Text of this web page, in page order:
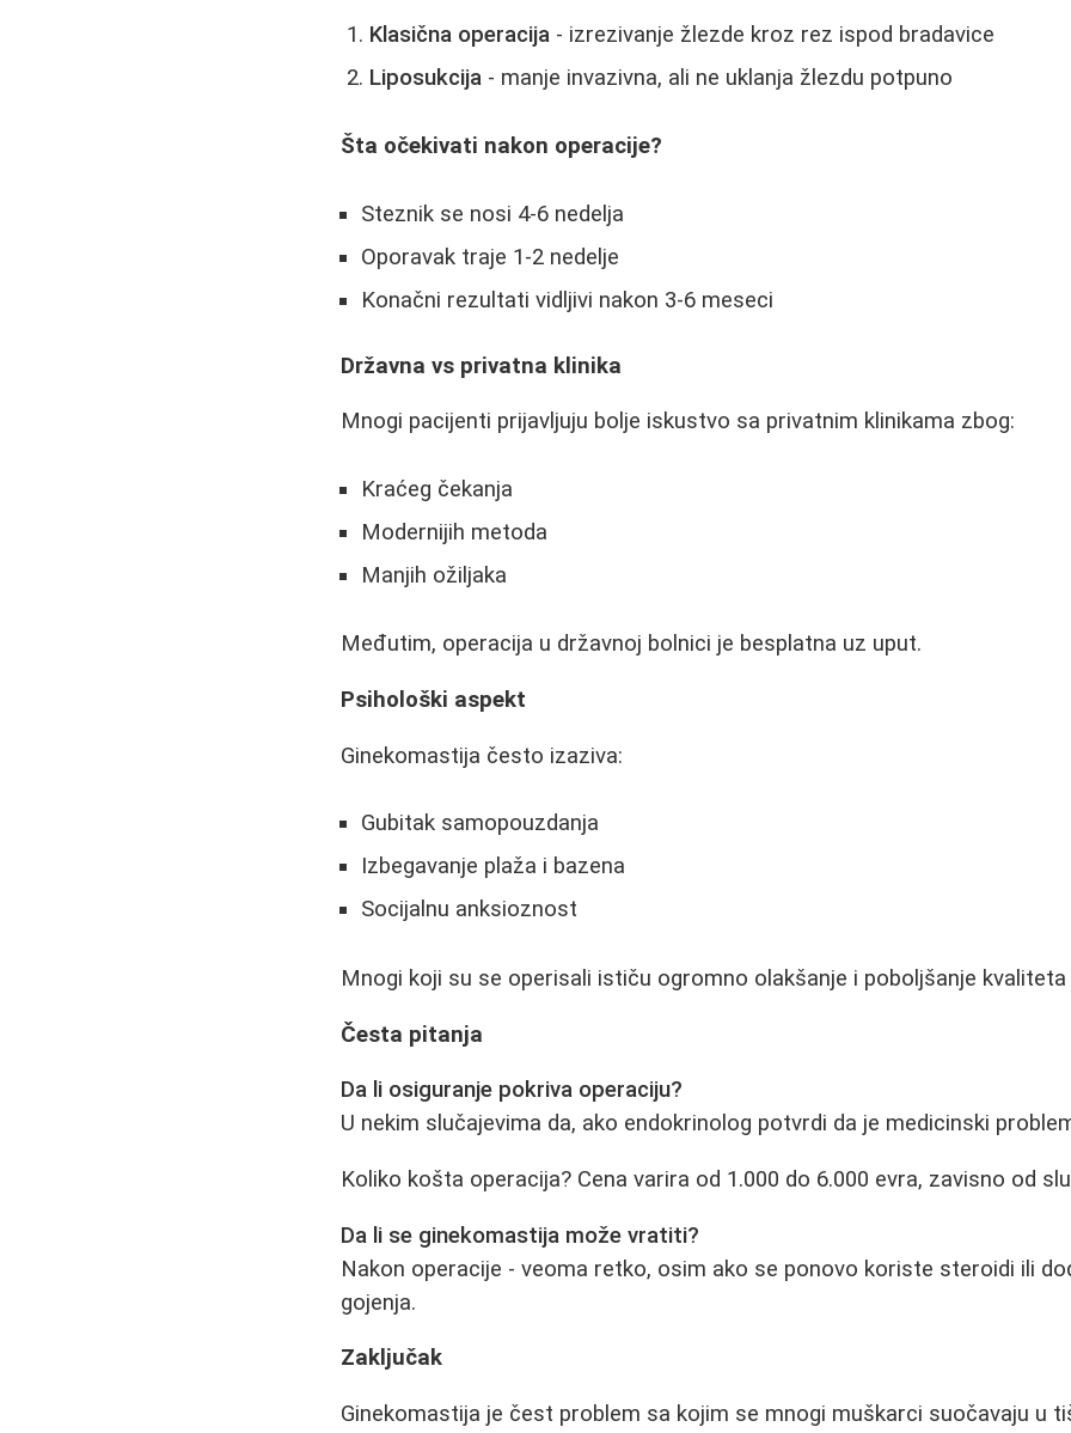
Klasična operacija - izrezivanje žlezde kroz rez ispod bradavice
Liposukcija - manje invazivna, ali ne uklanja žlezdu potpuno
Šta očekivati nakon operacije?
Steznik se nosi 4-6 nedelja
Oporavak traje 1-2 nedelje
Konačni rezultati vidljivi nakon 3-6 meseci
Državna vs privatna klinika
Mnogi pacijenti prijavljuju bolje iskustvo sa privatnim klinikama zbog:
Kraćeg čekanja
Modernijih metoda
Manjih ožiljaka
Međutim, operacija u državnoj bolnici je besplatna uz uput.
Psihološki aspekt
Ginekomastija često izaziva:
Gubitak samopouzdanja
Izbegavanje plaža i bazena
Socijalnu anksioznost
Mnogi koji su se operisali ističu ogromno olakšanje i poboljšanje
Česta pitanja
Da li osiguranje pokriva operaciju?
U nekim slučajevima da, ako endokrinolog potvrdi da je medicinski
Koliko košta operacija? Cena varira od 1.000 do 6.000 evra, zavisno od
Da li se ginekomastija može vratiti?
Nakon operacije - veoma retko, osim ako se ponovo koriste steroidi ili
gojenja.
Zaključak
Ginekomastija je čest problem sa kojim se mnogi muškarci suočavaju u